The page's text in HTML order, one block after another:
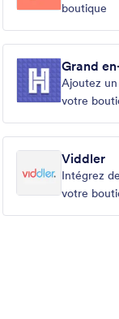
boutique
Grand
Ajoutez
votre
Viddler
Intégrez
votre